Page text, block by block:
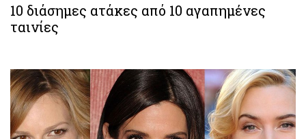
10 διάσημες ατάκες από 10 αγαπημένες
ταινίες